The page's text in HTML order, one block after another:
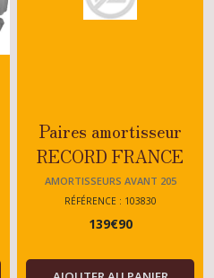
Paires amortisseur
RECORD FRANCE
SUPER Peugeot 205 -
TOUS MODELES
SAUF GTI - ET
DTURBO
AMORTISSEURS AVANT 205
RÉFÉRENCE : 103830
139€90